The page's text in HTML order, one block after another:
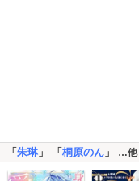
「 朱琳 」 「 桐原のん 」 …他